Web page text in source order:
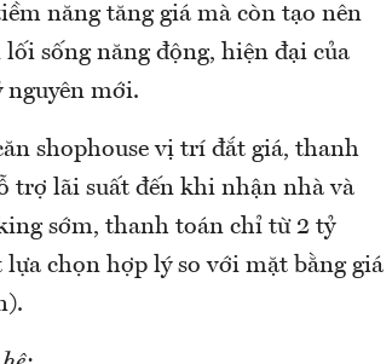
năng tăng giá mà còn tạo nên
sống năng động, hiện đại của
nguyên mới.
shophouse vị trí đắt giá, thanh
trợ lãi suất đến khi nhận nhà và
sớm, thanh toán chỉ từ 2 tỷ
chọn hợp lý so với mặt bằng giá